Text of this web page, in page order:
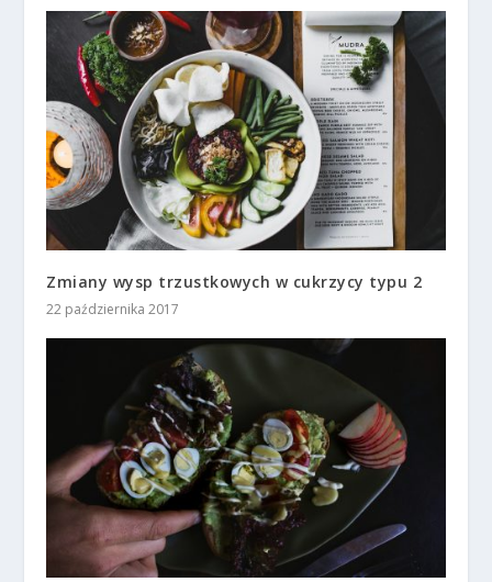
Zmiany wysp trzustkowych w cukrzycy typu 2
22 października 2017